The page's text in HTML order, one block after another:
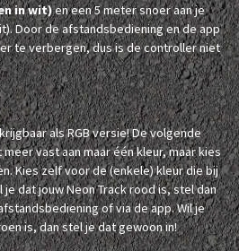
in wit)en een 5 meter snoer aan je
Door de afstandsbediening en de app
te verbergen, dus is de controller niet
als RGB versie! De volgende
vast aan maar één kleur, maar kies
Kies zelf voor de (enkele) kleur die bij
dat jouw Neon Track rood is, stel dan
of via de app. Wil je
is, dan stel je dat gewoon in!